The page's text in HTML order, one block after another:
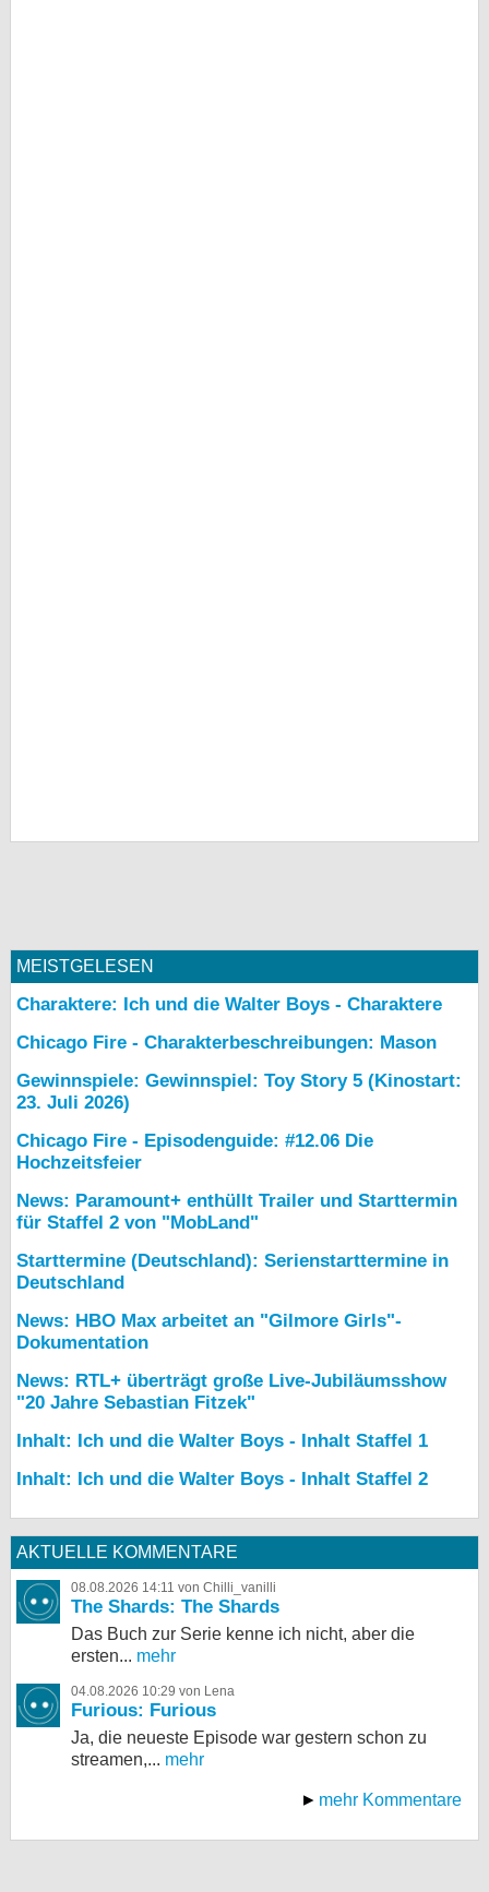
MEISTGELESEN
Charaktere: Ich und die Walter Boys - Charaktere
Chicago Fire - Charakterbeschreibungen: Mason
Gewinnspiele: Gewinnspiel: Toy Story 5 (Kinostart:
23. Juli 2026)
Chicago Fire - Episodenguide: #12.06 Die
Hochzeitsfeier
News: Paramount+ enthüllt Trailer und Starttermin
für Staffel 2 von "MobLand"
Starttermine (Deutschland): Serienstarttermine in
Deutschland
News: HBO Max arbeitet an "Gilmore Girls"-
Dokumentation
News: RTL+ überträgt große Live-Jubiläumsshow
"20 Jahre Sebastian Fitzek"
Inhalt: Ich und die Walter Boys - Inhalt Staffel 1
Inhalt: Ich und die Walter Boys - Inhalt Staffel 2
AKTUELLE KOMMENTARE
08.08.2026 14:11 von Chilli_vanilli
The Shards: The Shards
Das Buch zur Serie kenne ich nicht, aber die
ersten... mehr
04.08.2026 10:29 von Lena
Furious: Furious
Ja, die neueste Episode war gestern schon zu
streamen,... mehr
mehr Kommentare